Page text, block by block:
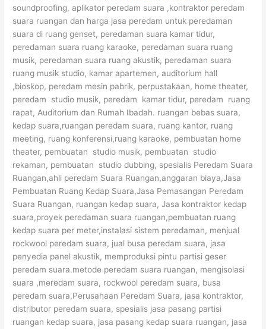
soundproofing, aplikator peredam suara ,kontraktor peredam
suara ruangan dan harga jasa peredam untuk peredaman
suara di ruang genset, peredaman suara kamar tidur,
peredaman suara ruang karaoke, peredaman suara ruang
musik, peredaman suara ruang akustik, peredaman suara
ruang musik studio, kamar apartemen, auditorium hall
,bioskop, peredam mesin pabrik, perpustakaan, home theater,
peredam studio musik, peredam kamar tidur, peredam ruang
rapat, Auditorium dan Rumah Ibadah. ruangan bebas suara,
kedap suara,ruangan peredam suara, ruang kantor, ruang
meeting, ruang konferensi,ruang karaoke, pembuatan home
theater, pembuatan studio musik, pembuatan studio
rekaman, pembuatan studio dubbing, spesialis Peredam Suara
Ruangan,ahli peredam Suara Ruangan,anggaran biaya,Jasa
Pembuatan Ruang Kedap Suara,Jasa Pemasangan Peredam
Suara Ruangan, ruangan kedap suara, Jasa kontraktor kedap
suara,proyek peredaman suara ruangan,pembuatan ruang
kedap suara per meter,instalasi sistem peredaman, menjual
rockwool peredam suara, jual busa peredam suara, jasa
penyedia panel akustik, memproduksi pintu partisi geser
peredam suara.metode peredam suara ruangan, mengisolasi
suara ,meredam suara, rockwool peredam suara, busa
peredam suara,Perusahaan Peredam Suara, jasa kontraktor,
distributor peredam suara, spesialis jasa pasang partisi
ruangan kedap suara, jasa pasang kedap suara ruangan, jasa